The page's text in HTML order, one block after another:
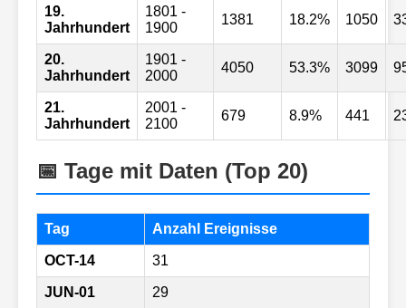
19.
Jahrhundert
1801 -
1900
1381 18.2% 1050
20.
Jahrhundert
1901 -
2000
4050 53.3% 3099
21.
Jahrhundert
2001 -
2100
679 8.9% 441
📅 Tage mit Daten (Top 20)
Tag Anzahl Ereignisse
OCT-14 31
JUN-01 29